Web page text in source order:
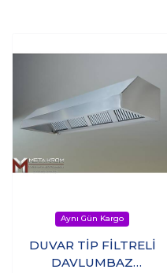
DUVAR TİP FİLTRELİ
DAVLUMBAZ